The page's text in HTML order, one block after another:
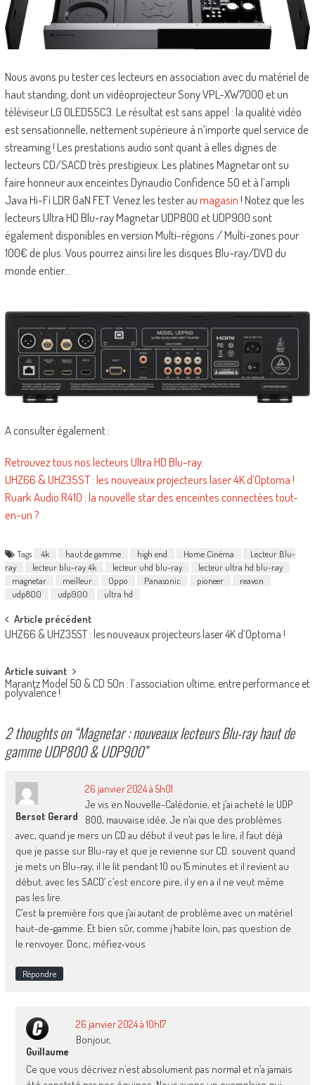
Nous avons pu tester ces lecteurs en association avec du matériel de
haut standing, dont un vidéoprojecteur Sony VPL-XW7000 et un
téléviseur LG OLED55C3. Le résultat est sans appel : la qualité vidéo
est sensationnelle, nettement supérieure à n’importe quel service de
streaming ! Les prestations audio sont quant à elles dignes de
lecteurs CD/SACD très prestigieux. Les platines Magnetar ont su
faire honneur aux enceintes Dynaudio Confidence 50 et à l’ampli
Java Hi-Fi LDR GaN FET. Venez les tester aumagasin! Notez que les
lecteurs Ultra HD Blu-ray Magnetar UDP800 et UDP900 sont
également disponibles en version Multi-régions / Multi-zones pour
100€ de plus. Vous pourrez ainsi lire les disques Blu-ray/DVD du
monde entier…
A consulter également :
Retrouvez tous nos lecteurs Ultra HD Blu-ray.
UHZ66 & UHZ35ST : les nouveaux projecteurs laser 4K d’Optoma !
Ruark Audio R410 : la nouvelle star des enceintes connectées tout-
en-un ?
Tags 4k haut de gamme high end Home Cinéma
Lecteur Blu-
ray
lecteur blu-ray 4k lecteur uhd blu-ray
lecteur ultra hd blu-ray
magnetar
meilleur Oppo Panasonic pioneer
reavon
udp800
udp900 ultra hd
Post
navigation
Article précédent
UHZ66 & UHZ35ST : les nouveaux projecteurs laser 4K d’Optoma !
Article suivant
Marantz Model 50 & CD 50n : l’association ultime, entre performance et
polyvalence !
2 thoughts on “Magnetar : nouveaux lecteurs Blu-ray haut de
gamme UDP800 & UDP900”
Bersot Gerard
26 janvier 2024 à 5h01
Je vis en Nouvelle-Calédonie, et j’ai acheté le UDP
800, mauvaise idée. Je n’ai que des problèmes
avec, quand je mers un CD au début il veut pas le lire, il faut déjà
que je passe sur Blu-ray et que je revienne sur CD. souvent quand
je mets un Blu-ray, il le lit pendant 10 ou 15 minutes et il revient au
début. avec les SACD’ c’est encore pire, il y en a il ne veut même
pas les lire.
C’est la première fois que j’ai autant de problème avec un matériel
haut-de-gamme. Et bien sûr, comme j’habite loin, pas question de
le renvoyer. Donc, méfiez-vous
Répondre
Guillaume
26 janvier 2024 à 10h17
Bonjour,
Ce que vous décrivez n’est absolument pas normal et n’a jamais